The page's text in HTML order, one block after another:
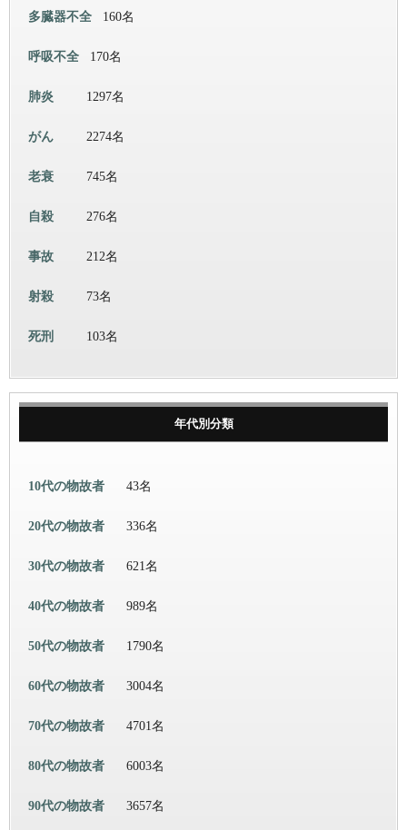
多臓器不全 160名
呼吸不全 170名
肺炎 1297名
がん 2274名
老衰 745名
自殺 276名
事故 212名
射殺 73名
死刑 103名
年代別分類
10代の物故者 43名
20代の物故者 336名
30代の物故者 621名
40代の物故者 989名
50代の物故者 1790名
60代の物故者 3004名
70代の物故者 4701名
80代の物故者 6003名
90代の物故者 3657名